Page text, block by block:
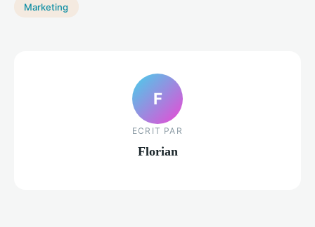
Marketing
F
ECRIT PAR
Florian